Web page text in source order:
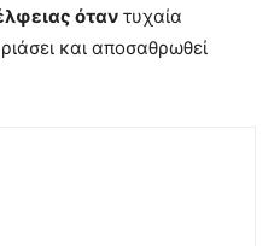
όταν τυχαία
και αποσαθρωθεί